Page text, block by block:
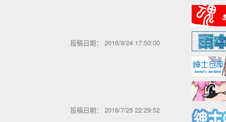
投稿日期： 2016/9/24 17:50:00
投稿日期： 2016/7/25 22:29:52